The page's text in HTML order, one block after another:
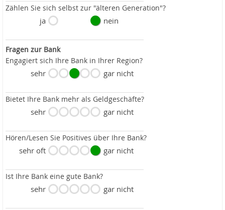
Zählen Sie sich selbst zur "älteren Generation"?
ja nein
Fragen zur Bank
Engagiert sich Ihre Bank in Ihrer Region?
sehr gar nicht
Bietet Ihre Bank mehr als Geldgeschäfte?
sehr gar nicht
Hören/Lesen Sie Positives über Ihre Bank?
sehr oft gar nicht
Ist Ihre Bank eine gute Bank?
sehr gar nicht